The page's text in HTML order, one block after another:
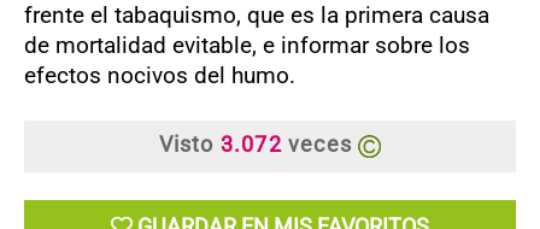
frente el tabaquismo, que es la primera causa
de mortalidad evitable, e informar sobre los
efectos nocivos del humo.
Visto 3.072 veces